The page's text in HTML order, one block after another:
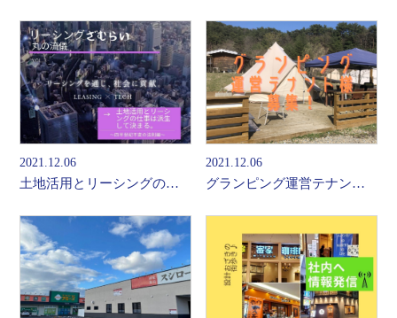
2021.12.06
土地活用とリーシングの仕事は派生して決まる。～四半世紀不変の法則編～
2021.12.06
グランピング運営テナント様募集！